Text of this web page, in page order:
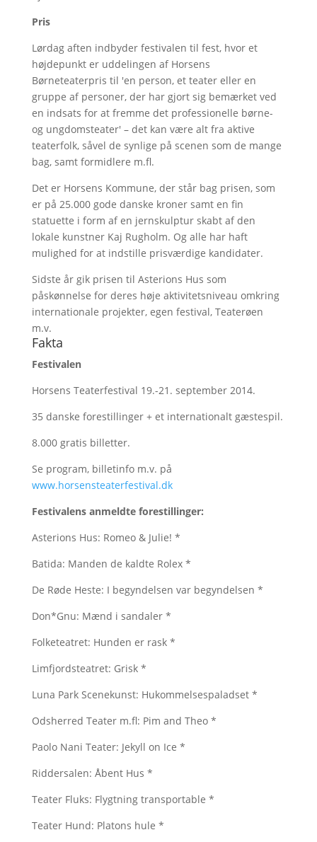
Pris
Lørdag aften indbyder festivalen til fest, hvor et
højdepunkt er uddelingen af Horsens
Børneteaterpris til 'en person, et teater eller en
gruppe af personer, der har gjort sig bemærket ved
en indsats for at fremme det professionelle børne-
og ungdomsteater' – det kan være alt fra aktive
teaterfolk, såvel de synlige på scenen som de mange
bag, samt formidlere m.fl.
Det er Horsens Kommune, der står bag prisen, som
er på 25.000 gode danske kroner samt en fin
statuette i form af en jernskulptur skabt af den
lokale kunstner Kaj Rugholm. Og alle har haft
mulighed for at indstille prisværdige kandidater.
Sidste år gik prisen til Asterions Hus som
påskønnelse for deres høje aktivitetsniveau omkring
internationale projekter, egen festival, Teaterøen
m.v.
Fakta
Festivalen
Horsens Teaterfestival 19.-21. september 2014.
35 danske forestillinger + et internationalt gæstespil.
8.000 gratis billetter.
Se program, billetinfo m.v. på
www.horsensteaterfestival.dk
Festivalens anmeldte forestillinger:
Asterions Hus: Romeo & Julie! *
Batida: Manden de kaldte Rolex *
De Røde Heste: I begyndelsen var begyndelsen *
Don*Gnu: Mænd i sandaler *
Folketeatret: Hunden er rask *
Limfjordsteatret: Grisk *
Luna Park Scenekunst: Hukommelsespaladset *
Odsherred Teater m.fl: Pim and Theo *
Paolo Nani Teater: Jekyll on Ice *
Riddersalen: Åbent Hus *
Teater Fluks: Flygtning transportable *
Teater Hund: Platons hule *